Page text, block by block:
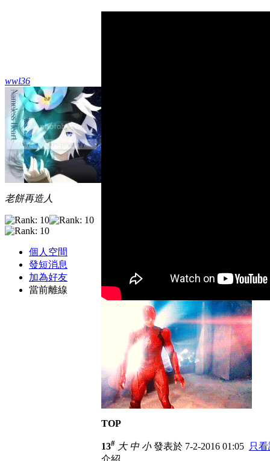
wwl36
老餅再造人
個人空間
發短消息
加為好友
當前離線
TOP
13# 大 中 小發表於 7-2-2016 01:05 只
介紹